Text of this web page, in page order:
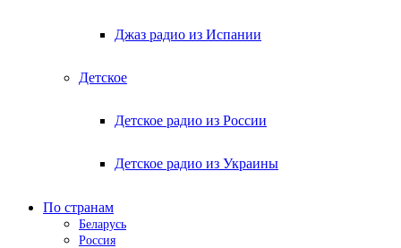
Джаз радио из Испании
Детское
Детское радио из России
Детское радио из Украины
По странам
Беларусь
Россия